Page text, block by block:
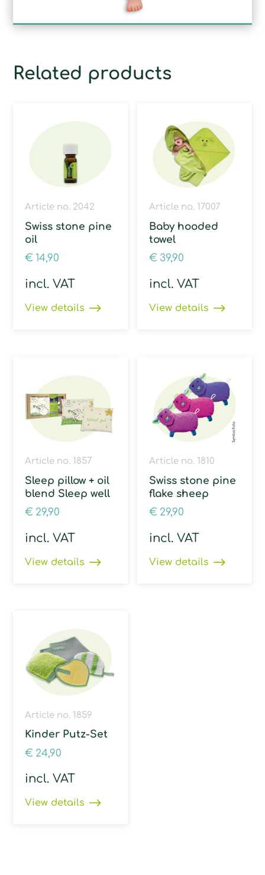
Related products
Article no. 2042
Swiss stone pine
oil
€ 14,90
incl. VAT
View details
Article no. 17007
Baby hooded
towel
€ 39,90
incl. VAT
View details
Article no. 1857
Sleep pillow + oil
blend Sleep well
€ 29,90
incl. VAT
View details
Article no. 1810
Swiss stone pine
flake sheep
€ 29,90
incl. VAT
View details
Article no. 1859
Kinder Putz-Set
€ 24,90
incl. VAT
View details